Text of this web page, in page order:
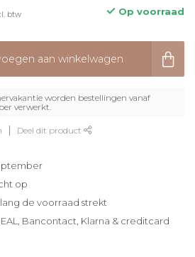
btw Op voorraad
aan winkelwagen
worden bestellingen vanaf
verwerkt.
Deel dit product
op
de voorraad strekt
Bancontact, Klarna & creditcard